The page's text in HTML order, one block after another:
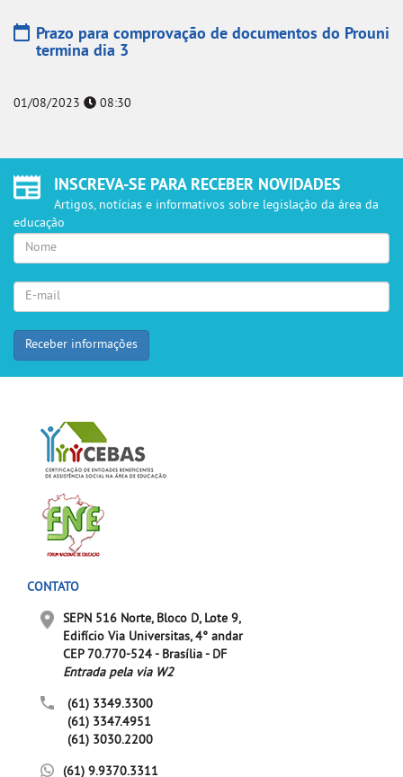
Prazo para comprovação de documentos do Prouni
termina dia 3
01/08/2023 08:30
INSCREVA-SE PARA RECEBER NOVIDADES
Artigos, notícias e informativos sobre legislação da área da
educação
Seu
Nome
E-
mail
retorno
Receber informações
CONTATO
SEPN 516 Norte, Bloco D, Lote 9,
Edifício Via Universitas, 4° andar
CEP 70.770-524 - Brasília - DF
Entrada pela via W2
(61) 3349.3300
(61) 3347.4951
(61) 3030.2200
(61) 9.9370.3311